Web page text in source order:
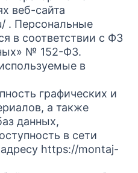
веб-сайта
. Персональные
в соответствии с ФЗ
№ 152-ФЗ.
в
графических и
а также
данных,
в сети
https://montaj-